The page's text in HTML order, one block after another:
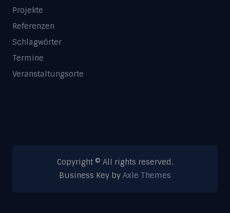
Projekte
Referenzen
Schlagwörter
Termine
Veranstaltungsorte
Copyright © All rights reserved.
Business Key by Axle Themes